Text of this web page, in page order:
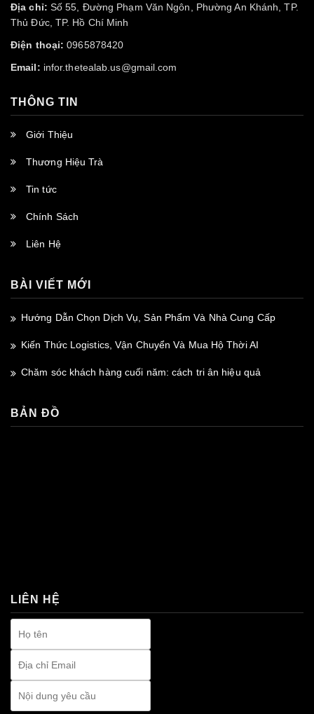
Địa chỉ: Số 55, Đường Phạm Văn Ngôn, Phường An Khánh, TP.
Thủ Đức, TP. Hồ Chí Minh
Điện thoại: 0965878420
Email: infor.thetealab.us@gmail.com
THÔNG TIN
Giới Thiệu
Thương Hiệu Trà
Tin tức
Chính Sách
Liên Hệ
BÀI VIẾT MỚI
Hướng Dẫn Chọn Dịch Vụ, Sản Phẩm Và Nhà Cung Cấp
Kiến Thức Logistics, Vận Chuyển Và Mua Hộ Thời AI
Chăm sóc khách hàng cuối năm: cách tri ân hiệu quả
BẢN ĐỒ
LIÊN HỆ